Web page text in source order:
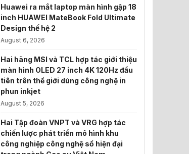
Huawei ra mắt laptop màn hình gập 18
inch HUAWEI MateBook Fold Ultimate
Design thế hệ 2
August 6, 2026
Hai hãng MSI và TCL hợp tác giới thiệu
màn hình OLED 27 inch 4K 120Hz đầu
tiên trên thế giới dùng công nghệ in
phun inkjet
August 5, 2026
Hai Tập đoàn VNPT và VRG hợp tác
chiến lược phát triển mô hình khu
công nghiệp công nghệ số hiện đại